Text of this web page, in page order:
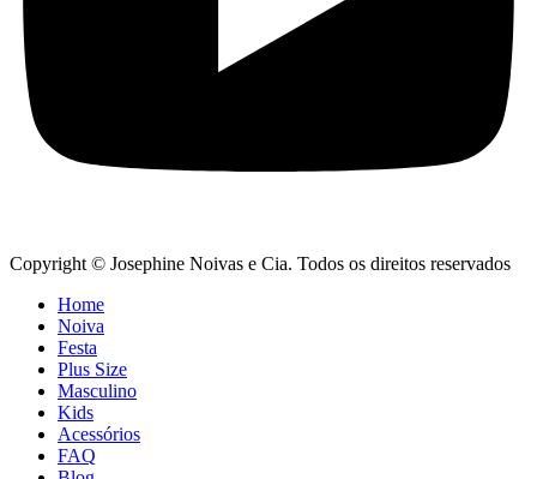
Copyright © Josephine Noivas e Cia. Todos os direitos reservados
Home
Noiva
Festa
Plus Size
Masculino
Kids
Acessórios
FAQ